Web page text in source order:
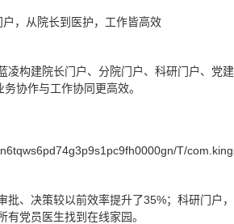
，从院长到医护，工作皆高效
凌构建院长门户、分院门户、科研门户、党
协作与工作协同更高效。
批、决策较以前效率提升了35%；科研门户
党员医生找到在线家园。